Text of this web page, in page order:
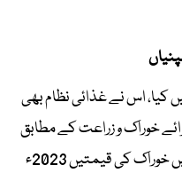
کیا، اس نے غذائی نظام بھی
خوراک و زراعت کے مطابق
مشرقِ وسطیٰ تنازع کے باعث اپریل میں خوراک کی قیمتیں 2023ء